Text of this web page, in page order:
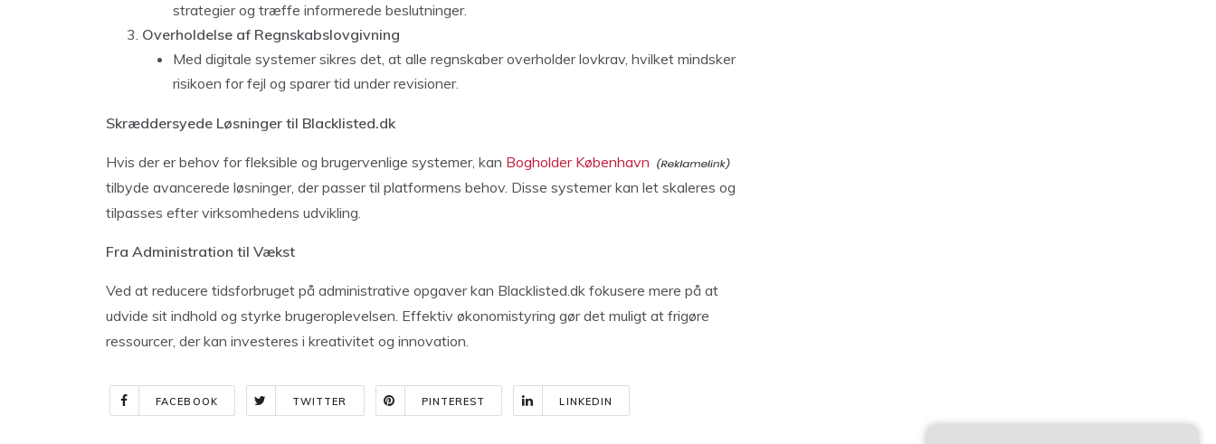
strategier og træffe informerede beslutninger.
Overholdelse af Regnskabslovgivning
Med digitale systemer sikres det, at alle regnskaber overholder lovkrav, hvilket mindsker
risikoen for fejl og sparer tid under revisioner.
Skræddersyede Løsninger til Blacklisted.dk
Hvis der er behov for fleksible og brugervenlige systemer, kan Bogholder København
tilbyde avancerede løsninger, der passer til platformens behov. Disse systemer kan let skaleres og
tilpasses efter virksomhedens udvikling.
Fra Administration til Vækst
Ved at reducere tidsforbruget på administrative opgaver kan Blacklisted.dk fokusere mere på at
udvide sit indhold og styrke brugeroplevelsen. Effektiv økonomistyring gør det muligt at frigøre
ressourcer, der kan investeres i kreativitet og innovation.
FACEBOOK TWITTER PINTEREST LINKEDIN